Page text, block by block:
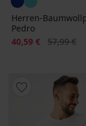
Herren-
Pedro
Rabatt
40,59 € Alter Preis
57,99 €